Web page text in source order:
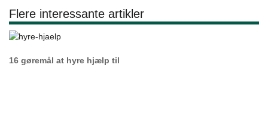
Flere interessante artikler
16 gøremål at hyre hjælp til